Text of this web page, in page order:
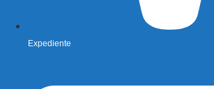
Expediente